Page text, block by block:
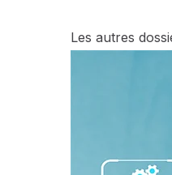
Les autres